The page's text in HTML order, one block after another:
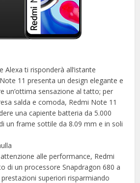
Alexa ti risponderà all’istante
11 presenta un design elegante e
un’ottima sensazione al tatto; per
salda e comoda, Redmi Note 11
una capiente batteria da 5.000
un frame sottile da 8.09 mm e in soli
alle performance, Redmi
di un processore Snapdragon 680 a
superiori risparmiando